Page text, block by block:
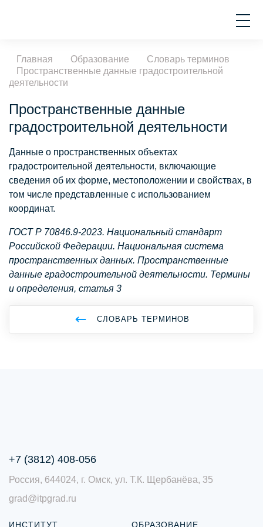
Главная Образование
Словарь терминов
Пространственные данные градостроительной
деятельности
Пространственные данные
градостроительной деятельности
Данные о пространственных объектах
градостроительной деятельности, включающие
сведения об их форме, местоположении и свойствах, в
том числе представленные с использованием
координат.
ГОСТ Р 70846.9-2023. Национальный стандарт
Российской Федерации. Национальная система
пространственных данных. Пространственные
данные градостроительной деятельности. Термины
и определения, статья 3
СЛОВАРЬ ТЕРМИНОВ
+7 (3812) 408-056
Россия, 644024, г. Омск, ул. Т.К. Щербанёва, 35
grad@itpgrad.ru
ИНСТИТУТ ОБРАЗОВАНИЕ